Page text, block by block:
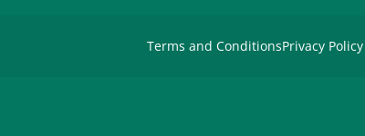
Terms and ConditionsPrivacy Policy